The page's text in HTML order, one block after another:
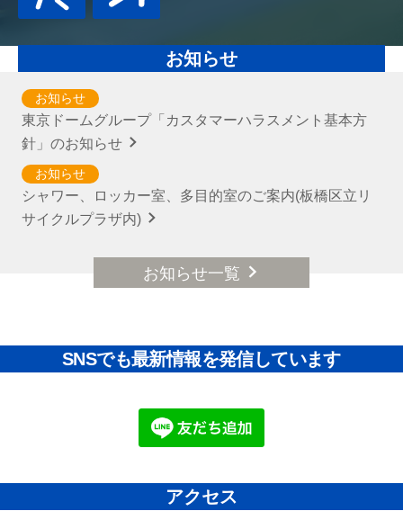
お知らせ
お知らせ
東京ドームグループ「カスタマーハラスメント基本方
針」のお知らせ
お知らせ
シャワー、ロッカー室、多目的室のご案内(板橋区立リ
サイクルプラザ内)
お知らせ一覧
SNSでも最新情報を発信しています
アクセス